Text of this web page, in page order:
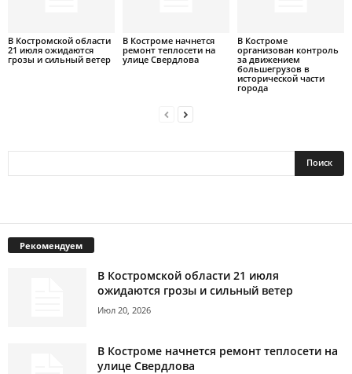
В Костромской области
21 июля ожидаются
грозы и сильный ветер
В Костроме начнется
ремонт теплосети на
улице Свердлова
В Костроме
организован контроль
за движением
большегрузов в
исторической части
города
Рекомендуем
В Костромской области 21 июля
ожидаются грозы и сильный ветер
Июл 20, 2026
В Костроме начнется ремонт теплосети на
улице Свердлова